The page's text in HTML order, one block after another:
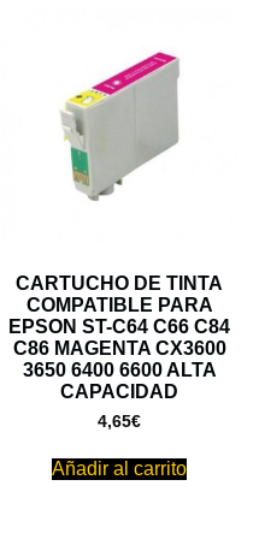
CARTUCHO DE TINTA
COMPATIBLE PARA
EPSON ST-C64 C66 C84
C86 MAGENTA CX3600
3650 6400 6600 ALTA
CAPACIDAD
4,65€
Añadir al carrito